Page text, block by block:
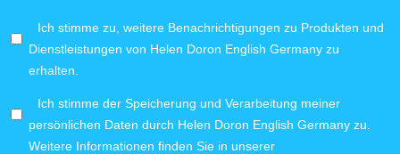
Ich stimme zu, weitere Benachrichtigungen zu Produkten und
Dienstleistungen von Helen Doron English Germany zu
erhalten.
Ich stimme der Speicherung und Verarbeitung meiner
persönlichen Daten durch Helen Doron English Germany zu.
Weitere Informationen finden Sie in unserer